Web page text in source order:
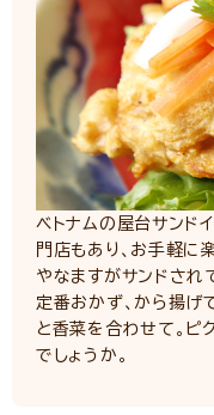
ベトナムの屋台サンド
門店もあり、お手軽に
やなますがサンドされ
定番おかず、から揚げ
と香菜を合わせて。ピ
でしょうか。